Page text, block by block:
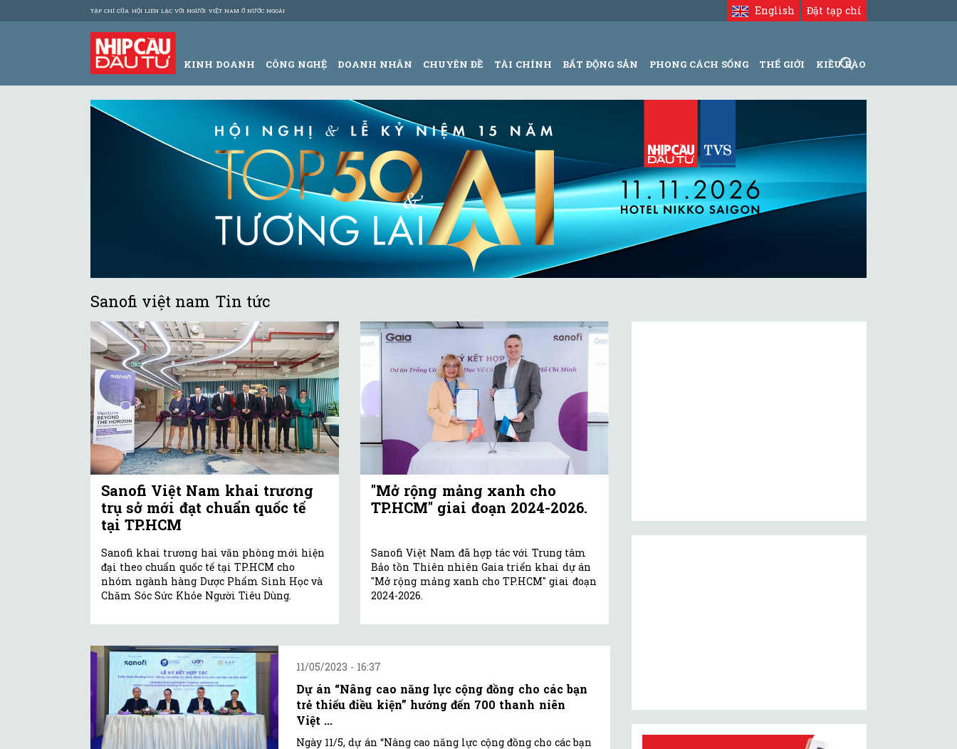
TẠP CHÍ CỦA HỘI LIÊN LẠC VỚI NGƯỜI VIỆT NAM Ở NƯỚC NGOÀI Đặt tạp chí
English
KINH DOANH CÔNG NGHỆ DOANH NHÂN CHUYÊN ĐỀ TÀI CHÍNH BẤT ĐỘNG SẢN PHONG CÁCH SỐNG THẾ GIỚI KIỀU BÀO
Sanofi việt nam Tin tức
Sanofi Việt Nam khai trương
trụ sở mới đạt chuẩn quốc tế
tại TP.HCM
Sanofi khai trương hai văn phòng mới hiện
đại theo chuẩn quốc tế tại TP.HCM cho
nhóm ngành hàng Dược Phẩm Sinh Học và
Chăm Sóc Sức Khỏe Người Tiêu Dùng.
"Mở rộng mảng xanh cho
TP.HCM" giai đoạn 2024-2026.
Sanofi Việt Nam đã hợp tác với Trung tâm
Bảo tồn Thiên nhiên Gaia triển khai dự án
"Mở rộng mảng xanh cho TP.HCM" giai đoạn
2024-2026.
11/05/2023 - 16:37
Dự án “Nâng cao năng lực cộng đồng cho các bạn
trẻ thiếu điều kiện” hướng đến 700 thanh niên
Việt ...
Ngày 11/5, dự án “Nâng cao năng lực cộng đồng cho các bạn